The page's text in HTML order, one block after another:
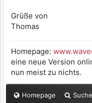
Grüße von
Thomas
Homepage:
eine neue Version
nun meist zu nichts.
Homepage